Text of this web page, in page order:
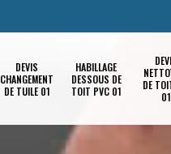
DEVIS
CHANGEMENT
DE TUILE 01
HABILLAGE
DESSOUS DE
TOIT PVC 01
DE
01